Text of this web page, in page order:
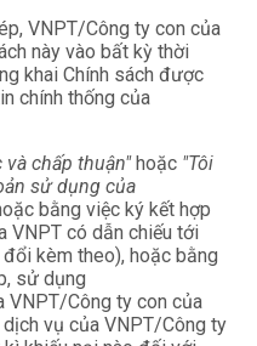
VNPT/Công ty con của
này vào bất kỳ thời
khai Chính sách được
chính thống của
và chấp thuận"hoặc "Tôi
sử dụng của
bằng việc ký kết hợp
VNPT có dẫn chiếu tới
kèm theo), hoặc bằng
sử dụng
Công ty con của
vụ của VNPT/Công ty